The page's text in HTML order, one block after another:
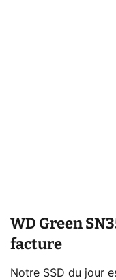
WD Green
facture
Notre SSD du jour